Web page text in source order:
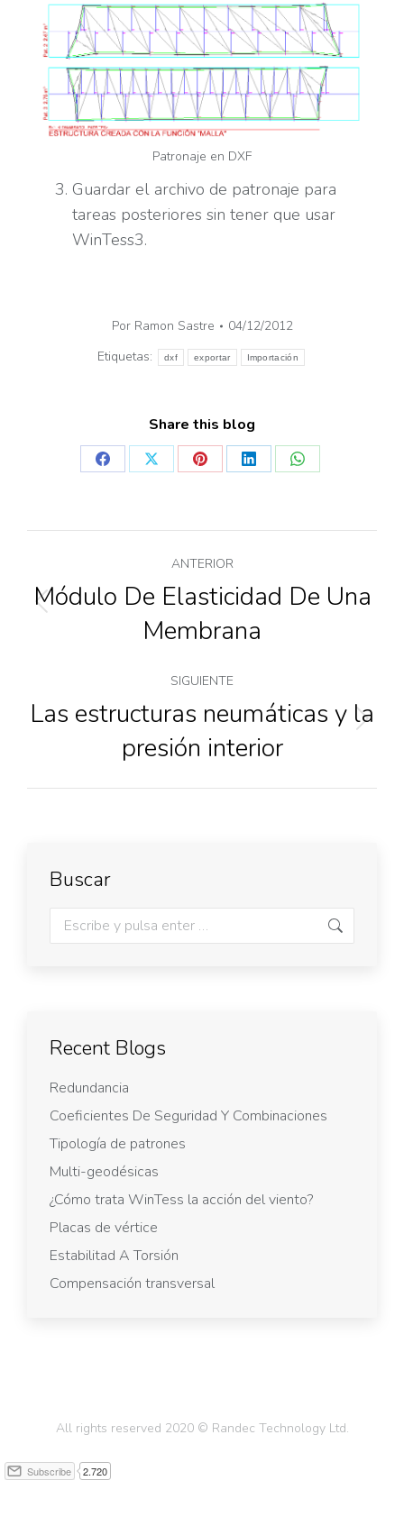
Patronaje en DXF
Guardar el archivo de patronaje para
tareas posteriores sin tener que usar
WinTess3.
Por Ramon Sastre
04/12/2012
Etiquetas:
dxf exportar Importación
Share this blog
ANTERIOR
Módulo De Elasticidad De Una
Membrana
SIGUIENTE
Las estructuras neumáticas y la
presión interior
Buscar
Recent Blogs
Redundancia
Coeficientes De Seguridad Y Combinaciones
Tipología de patrones
Multi-geodésicas
¿Cómo trata WinTess la acción del viento?
Placas de vértice
Estabilitad A Torsión
Compensación transversal
All rights reserved 2020 © Randec Technology Ltd.